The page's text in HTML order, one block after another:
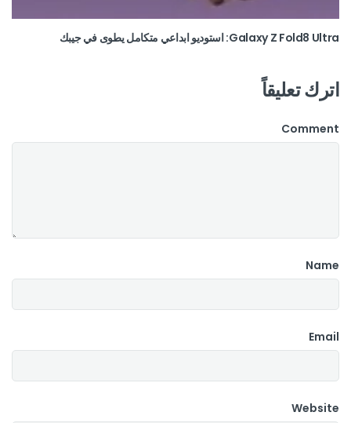
Galaxy Z Fold8 Ultra: استوديو ابداعي متكامل يطوى في جيبك
اترك تعليقاً
Comment
Name
Email
Website